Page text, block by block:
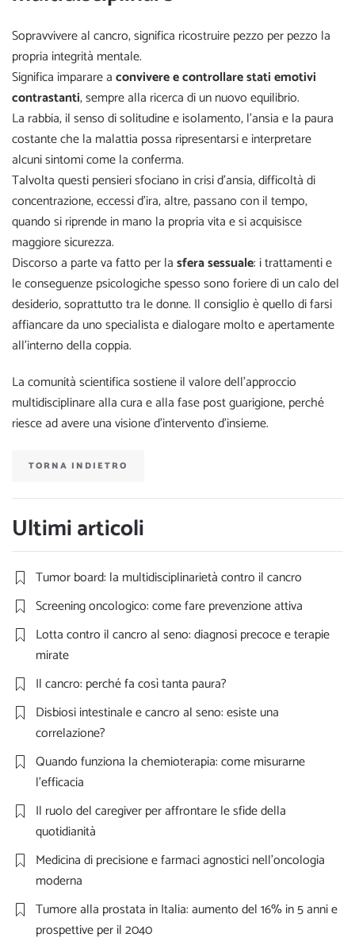
Sopravvivere al cancro, significa ricostruire pezzo per pezzo la
propria integrità mentale.
Significa imparare aconvivere e controllare stati emotivi
contrastanti, sempre alla ricerca di un nuovo equilibrio.
La rabbia, il senso di solitudine e isolamento, l’ansia e la paura
costante che la malattia possa ripresentarsi e interpretare
alcuni sintomi come la conferma.
Talvolta questi pensieri sfociano in crisi d’ansia, difficoltà di
concentrazione, eccessi d’ira, altre, passano con il tempo,
quando si riprende in mano la propria vita e si acquisisce
maggiore sicurezza.
Discorso a parte va fatto per lasfera sessuale: i trattamenti e
le conseguenze psicologiche spesso sono foriere di un calo del
desiderio, soprattutto tra le donne. Il consiglio è quello di farsi
affiancare da uno specialista e dialogare molto e apertamente
all’interno della coppia.
La comunità scientifica sostiene il valore dell’approccio
multidisciplinare alla cura e alla fase post guarigione, perché
riesce ad avere una visione d’intervento d’insieme.
TORNA INDIETRO
Ultimi articoli
Tumor board: la multidisciplinarietà contro il cancro
Screening oncologico: come fare prevenzione attiva
Lotta contro il cancro al seno: diagnosi precoce e terapie
mirate
Il cancro: perché fa così tanta paura?
Disbiosi intestinale e cancro al seno: esiste una
correlazione?
Quando funziona la chemioterapia: come misurarne
l’efficacia
Il ruolo del caregiver per affrontare le sfide della
quotidianità
Medicina di precisione e farmaci agnostici nell’oncologia
moderna
Tumore alla prostata in Italia: aumento del 16% in 5 anni e
prospettive per il 2040